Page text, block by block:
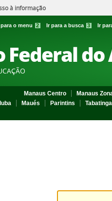
à informação
o menu 2 Ir para a busca 3 Ir
do
Manaus Centro Manaus
Maués Parintins Tabatinga